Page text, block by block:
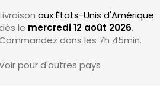
bestsellers, un quatuor
équilibré en commençant
notre Numéro 0 qui allie noisettes du
au lait 40% de Côte d'Ivoire
aux États-Unis d'Amérique
le mercredi 12 août 2026.
dans les 7h 45min.
pour d'autres pays